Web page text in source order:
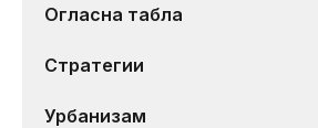
Огласна табла
Стратегии
Урбанизам